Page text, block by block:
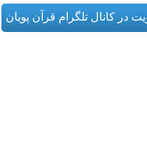
در کانال تلگرام قرآن پویان